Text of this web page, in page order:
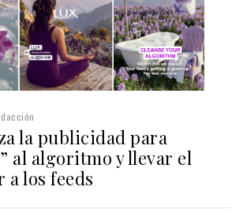
la publicidad para
al algoritmo y llevar el
a los feeds